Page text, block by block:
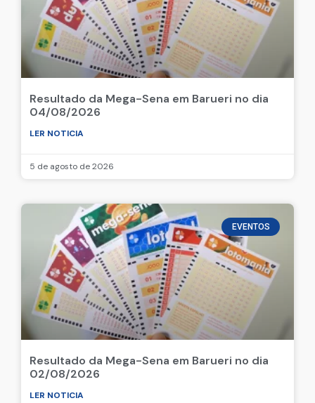
Resultado da Mega-Sena em Barueri no dia
04/08/2026
LER NOTICIA
5 de agosto de 2026
EVENTOS
Resultado da Mega-Sena em Barueri no dia
02/08/2026
LER NOTICIA